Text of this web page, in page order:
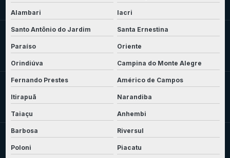
Alambari Iacri
Santo Antônio do Jardim Santa Ernestina
Paraíso Oriente
Orindiúva Campina do Monte Alegre
Fernando Prestes Américo de Campos
Itirapuã Narandiba
Taiaçu Anhembi
Barbosa Riversul
Poloni Piacatu